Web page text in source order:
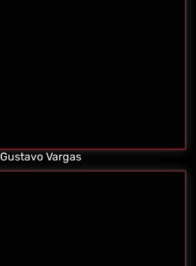
Gustavo Vargas